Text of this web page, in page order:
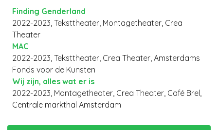
Finding Genderland
2022-2023, Teksttheater, Montagetheater, Crea
Theater
MAC
2022-2023, Teksttheater, Crea Theater, Amsterdams
Fonds voor de Kunsten
Wij zijn, alles wat er is
2022-2023, Montagetheater, Crea Theater, Café Brel,
Centrale markthal Amsterdam